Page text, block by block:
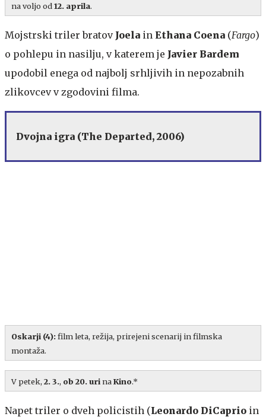
na voljo od12. aprila.
Mojstrski triler bratov Joela in Ethana Coena (Fargo)
o pohlepu in nasilju, v katerem je Javier Bardem
upodobil enega od najbolj srhljivih in nepozabnih
zlikovcev v zgodovini filma.
Dvojna igra (The Departed, 2006)
Oskarji (4):film leta, režija, prirejeni scenarij in filmska
montaža.
V petek, 2. 3., ob 20. urinaKino.*
Napet triler o dveh policistih (Leonardo DiCaprio in